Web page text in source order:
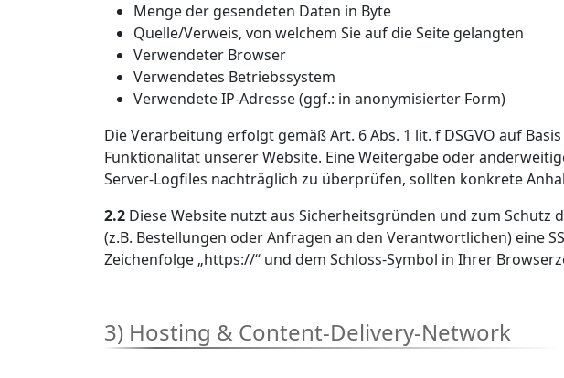
Menge der gesendeten Daten in Byte
Quelle/Verweis, von welchem Sie auf die Seite gelangten
Verwendeter Browser
Verwendetes Betriebssystem
Verwendete IP-Adresse (ggf.: in anonymisierter Form)
Die Verarbeitung erfolgt gemäß Art. 6 Abs. 1 lit. f DSGVO auf
Funktionalität unserer Website. Eine Weitergabe oder
Server-Logfiles nachträglich zu überprüfen, sollten konkrete
2.2 Diese Website nutzt aus Sicherheitsgründen und zum
(z.B. Bestellungen oder Anfragen an den Verantwortlichen) eine
Zeichenfolge „https://“ und dem Schloss-Symbol in Ihrer
3) Hosting & Content-Delivery-Network